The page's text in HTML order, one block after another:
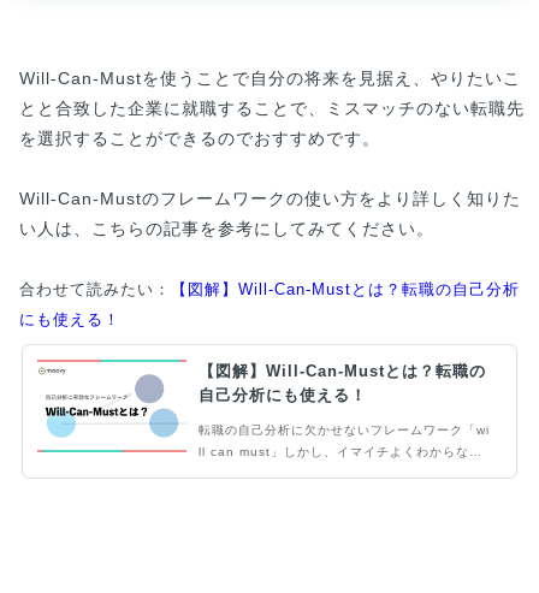
Will-Can-Mustを使うことで自分の将来を見据え、やりたいこ
とと合致した企業に就職することで、ミスマッチのない転職先
を選択することができるのでおすすめです。
Will-Can-Mustのフレームワークの使い方をより詳しく知りた
い人は、こちらの記事を参考にしてみてください。
合わせて読みたい：
【図解】Will-Can-Mustとは？転職の自己分析
にも使える！
【図解】Will-Can-Mustとは？転職の
自己分析にも使える！
転職の自己分析に欠かせないフレームワーク「wi
ll can must」しかし、イマイチよくわからな